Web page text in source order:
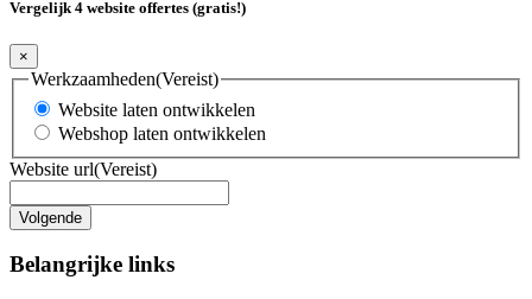
Vergelijk 4 website offertes (gratis!)
×
Werkzaamheden(Vereist)
Website laten ontwikkelen
Webshop laten ontwikkelen
Website url(Vereist)
Belangrijke links